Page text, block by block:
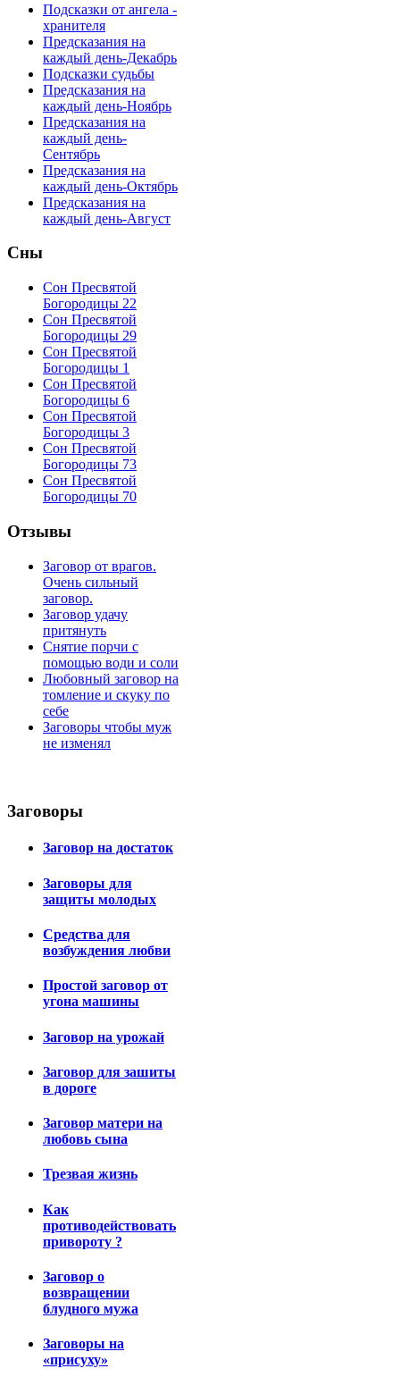
Подсказки от ангела -
хранителя
Предсказания на
каждый день-Декабрь
Подсказки судьбы
Предсказания на
каждый день-Ноябрь
Предсказания на
каждый день-
Сентябрь
Предсказания на
каждый день-Октябрь
Предсказания на
каждый день-Август
Сны
Сон Пресвятой
Богородицы 22
Сон Пресвятой
Богородицы 29
Сон Пресвятой
Богородицы 1
Сон Пресвятой
Богородицы 6
Сон Пресвятой
Богородицы 3
Сон Пресвятой
Богородицы 73
Сон Пресвятой
Богородицы 70
Отзывы
Заговор от врагов.
Очень сильный
заговор.
Заговор удачу
притянуть
Снятие порчи с
помощью води и соли
Любовный заговор на
томление и скуку по
себе
Заговоры чтобы муж
не изменял
Заговоры
Заговор на достаток
Заговоры для
защиты молодых
Средства для
возбуждения любви
Простой заговор от
угона машины
Заговор на урожай
Заговор для зашиты
в дороге
Заговор матери на
любовь сына
Трезвая жизнь
Как
противодействовать
привороту ?
Заговор о
возвращении
блудного мужа
Заговоры на
«присуху»